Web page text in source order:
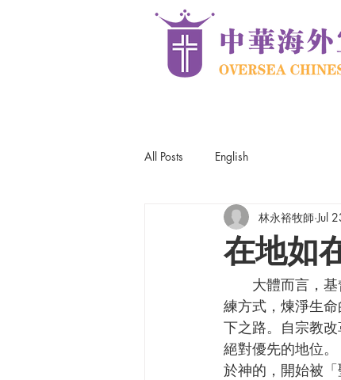
All Posts English
在地如
林永裕牧師 Jul
練方式，煉淨生
下之路。自宗教
絕對優先的地位
於神的，開始被